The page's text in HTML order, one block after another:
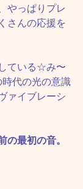
やっぱりプレ
さんの応援を
ている☆み〜
代の光の意識
ァイブレーシ
最初の音。